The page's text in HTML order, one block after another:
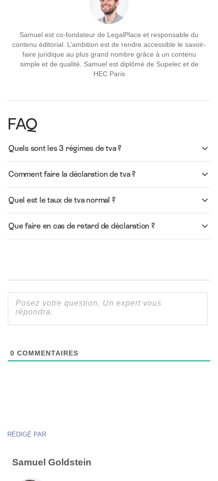
Samuel est co-fondateur de LegalPlace et responsable du
contenu éditorial. L’ambition est de rendre accessible le savoir-
faire juridique au plus grand nombre grâce à un contenu
simple et de qualité. Samuel est diplômé de Supelec et de
HEC Paris
FAQ
Quels sont les 3 régimes de tva ?
Comment faire la déclaration de tva ?
Quel est le taux de tva normal ?
Que faire en cas de retard de déclaration ?
0 COMMENTAIRES
RÉDIGÉ PAR
Samuel Goldstein